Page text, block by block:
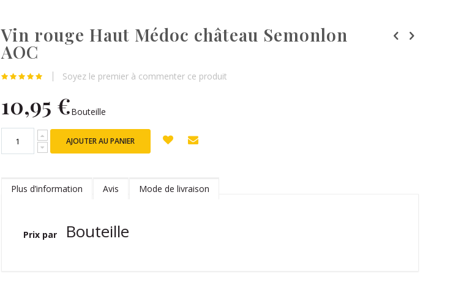
Vin rouge Haut Médoc château Semonlon
AOC
Soyez le premier à commenter ce produit
10,95 €Bouteille
AJOUTER AU PANIER
Plus d’information
d’information
Prix par Bouteille
Avis Mode de livraison